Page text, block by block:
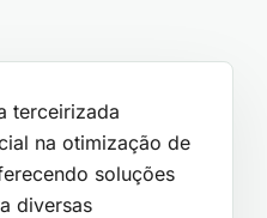
terceirizada
na otimização de
soluções
diversas